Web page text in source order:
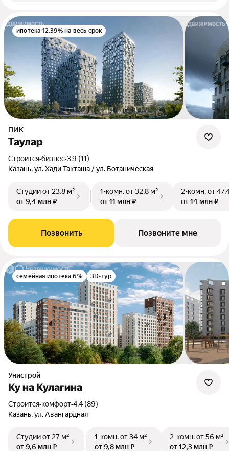
ипотека 12.39% на весь срок
ПИК
Таулар
Строится•бизнес•3.9 (11)
Казань, ул. Хади Такташа / ул. Ботаническая
Студииот 23,8 м²
от 9,4 млн ₽
1-комн.от 32,8 м²
от 11 млн ₽
2-комн.от
от 14 млн ₽
Позвонить Позвоните мне
семейная ипотека 6% 3D-тур
Унистрой
Ку на Кулагина
Строится•комфорт•4.4 (89)
Казань, ул. Авангардная
Студииот 27 м²
от 9,6 млн ₽
1-комн.от 34 м²
от 9,8 млн ₽
2-комн.от 56 м²
от 12,3 млн ₽